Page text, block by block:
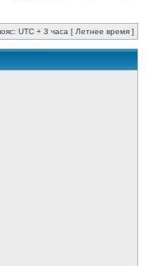
UTC + 3 часа [ Летнее время ]